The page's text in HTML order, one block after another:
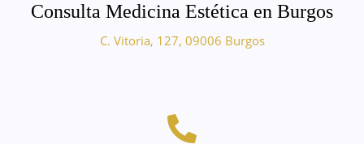
Consulta Medicina Estética en Burgos
C. Vitoria, 127, 09006 Burgos